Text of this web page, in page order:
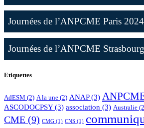
Journées de l’ANPCME Paris 2024
Journées de l’ANPCME
Etiquettes
AdESM (2) A la une (2) ANAP(3)
ASCODOCPSY(3) association (3) Australie
CME (9) CMG (1) CNS (1)